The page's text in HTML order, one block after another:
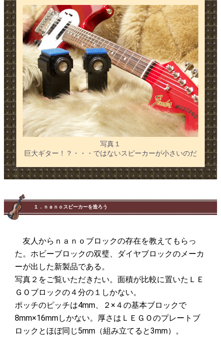
写真１
巨大ギター！？・・・ではないスピーカーが小さいのだ
１．ｎａｎｏスピーカーを造ろう
友人からｎａｎｏブロックの存在を教えてもらっ
た。ホビーブロックの双璧、ダイヤブロックのメーカ
ーが出した新製品である。
写真２をご覧いただきたい。面積が比較に置いたＬＥ
ＧＯブロックの４分の１しかない。
ポッチのピッチは4mm、２×４の基本ブロックで
8mm×16mmしかない。厚さはＬＥＧＯのプレートブ
ロックとほぼ同じ5mm（組み立てると3mm）。